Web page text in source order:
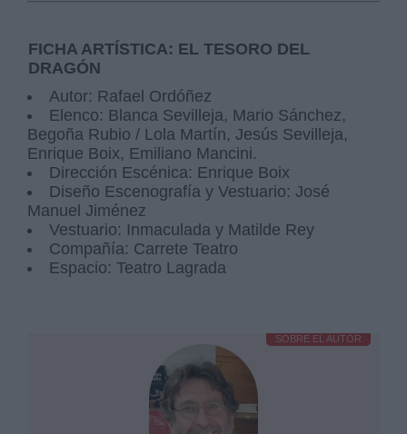
FICHA ARTÍSTICA: EL TESORO DEL
DRAGÓN
Autor: Rafael Ordóñez
Elenco: Blanca Sevilleja, Mario Sánchez,
Begoña Rubio / Lola Martín, Jesús Sevilleja,
Enrique Boix, Emiliano Mancini.
Dirección Escénica: Enrique Boix
Diseño Escenografía y Vestuario: José
Manuel Jiménez
Vestuario: Inmaculada y Matilde Rey
Compañía: Carrete Teatro
Espacio: Teatro Lagrada
SOBRE EL AUTOR